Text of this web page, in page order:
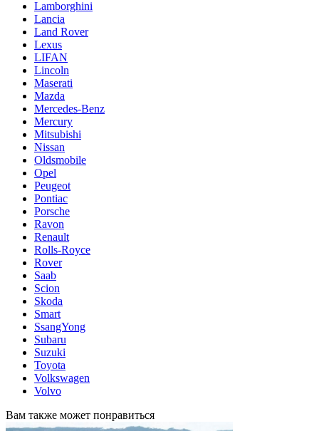
Lamborghini
Lancia
Land Rover
Lexus
LIFAN
Lincoln
Maserati
Mazda
Mercedes-Benz
Mercury
Mitsubishi
Nissan
Oldsmobile
Opel
Peugeot
Pontiac
Porsche
Ravon
Renault
Rolls-Royce
Rover
Saab
Scion
Skoda
Smart
SsangYong
Subaru
Suzuki
Toyota
Volkswagen
Volvo
Вам также может понравиться